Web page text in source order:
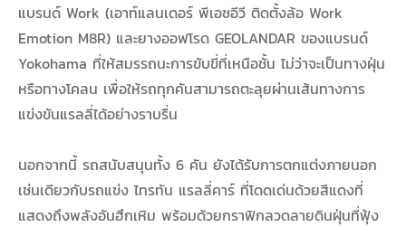
แบรนด์ Work (เอาท์แลนเดอร์ พีเอชอีวี ติดตั้งล้อ Work
Emotion M8R) และยางออฟโรด GEOLANDAR ของแบรนด์
Yokohama ที่ให้สมรรถนะการขับขี่ที่เหนือชั้น ไม่ว่าจะเป็นทางฝุ่น
หรือทางโคลน เพื่อให้รถทุกคันสามารถตะลุยผ่านเส้นทางการ
แข่งขันแรลลี่ได้อย่างราบรื่น
นอกจากนี้ รถสนับสนุนทั้ง 6 คัน ยังได้รับการตกแต่งภายนอก
เช่นเดียวกับรถแข่ง ไทรทัน แรลลี่คาร์ ที่โดดเด่นด้วยสีแดงที่
แสดงถึงพลังอันฮึกเหิม พร้อมด้วยกราฟิกลวดลายดินฝุ่นที่ฟุ้ง